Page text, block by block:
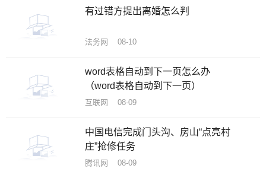
有过错方提出离婚怎么判
法务网 08-10
word表格自动到下一页怎么办
（word表格自动到下一页）
互联网 08-09
中国电信完成门头沟、房山“点亮村
庄”抢修任务
腾讯网 08-09